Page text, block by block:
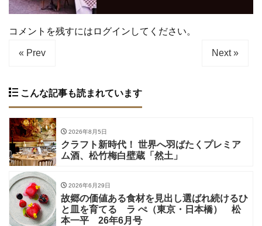
コメントを残すにはログインしてください。
« Prev Next »
こんな記事も読まれています
2026年8月5日
クラフト新時代！ 世界へ羽ばたくプレミア
ム酒、松竹梅白壁蔵「然土」
2026年6月29日
故郷の価値ある食材を見出し選ばれ続けるひ
と皿を育てる ラ ぺ（東京・日本橋） 松
本一平 26年6月号